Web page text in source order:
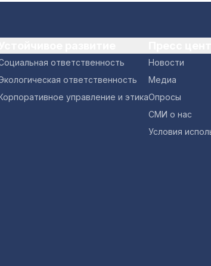
ответственность
ответственность
управление и этика
Новости
Медиа
Опросы
СМИ о нас
Условия